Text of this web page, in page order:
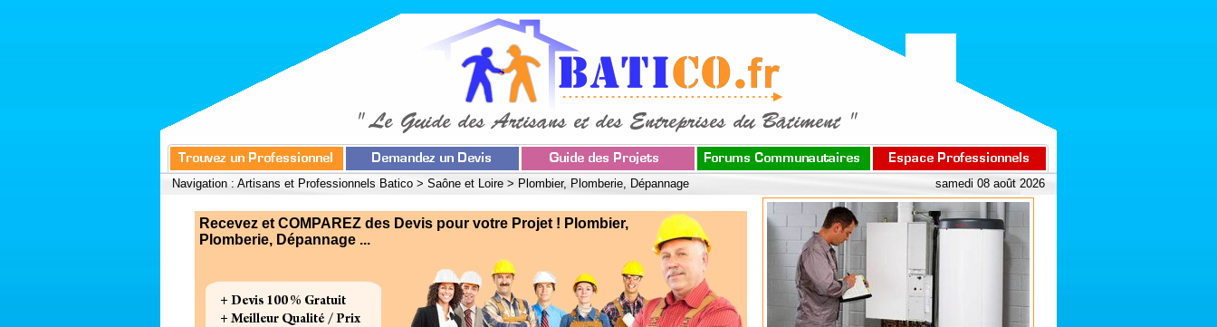
Navigation : Artisans et Professionnels Batico > Saône et Loire > Plombier, Plomberie, Dépannage samedi 08 août 2026
Recevez et COMPAREZ des Devis pour votre Projet ! Plombier,
Plomberie, Dépannage ...